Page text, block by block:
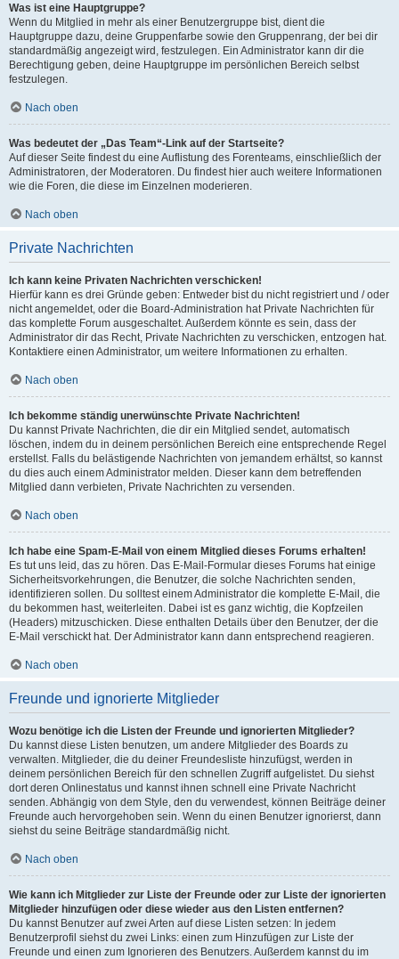
Was ist eine Hauptgruppe?
Wenn du Mitglied in mehr als einer Benutzergruppe bist, dient die
Hauptgruppe dazu, deine Gruppenfarbe sowie den Gruppenrang, der bei dir
standardmäßig angezeigt wird, festzulegen. Ein Administrator kann dir die
Berechtigung geben, deine Hauptgruppe im persönlichen Bereich selbst
festzulegen.
Nach oben
Was bedeutet der „Das Team“-Link auf der Startseite?
Auf dieser Seite findest du eine Auflistung des Forenteams, einschließlich der
Administratoren, der Moderatoren. Du findest hier auch weitere Informationen
wie die Foren, die diese im Einzelnen moderieren.
Nach oben
Private Nachrichten
Ich kann keine Privaten Nachrichten verschicken!
Hierfür kann es drei Gründe geben: Entweder bist du nicht registriert und / oder
nicht angemeldet, oder die Board-Administration hat Private Nachrichten für
das komplette Forum ausgeschaltet. Außerdem könnte es sein, dass der
Administrator dir das Recht, Private Nachrichten zu verschicken, entzogen hat.
Kontaktiere einen Administrator, um weitere Informationen zu erhalten.
Nach oben
Ich bekomme ständig unerwünschte Private Nachrichten!
Du kannst Private Nachrichten, die dir ein Mitglied sendet, automatisch
löschen, indem du in deinem persönlichen Bereich eine entsprechende Regel
erstellst. Falls du belästigende Nachrichten von jemandem erhältst, so kannst
du dies auch einem Administrator melden. Dieser kann dem betreffenden
Mitglied dann verbieten, Private Nachrichten zu versenden.
Nach oben
Ich habe eine Spam-E-Mail von einem Mitglied dieses Forums erhalten!
Es tut uns leid, das zu hören. Das E-Mail-Formular dieses Forums hat einige
Sicherheitsvorkehrungen, die Benutzer, die solche Nachrichten senden,
identifizieren sollen. Du solltest einem Administrator die komplette E-Mail, die
du bekommen hast, weiterleiten. Dabei ist es ganz wichtig, die Kopfzeilen
(Headers) mitzuschicken. Diese enthalten Details über den Benutzer, der die
E-Mail verschickt hat. Der Administrator kann dann entsprechend reagieren.
Nach oben
Freunde und ignorierte Mitglieder
Wozu benötige ich die Listen der Freunde und ignorierten Mitglieder?
Du kannst diese Listen benutzen, um andere Mitglieder des Boards zu
verwalten. Mitglieder, die du deiner Freundesliste hinzufügst, werden in
deinem persönlichen Bereich für den schnellen Zugriff aufgelistet. Du siehst
dort deren Onlinestatus und kannst ihnen schnell eine Private Nachricht
senden. Abhängig von dem Style, den du verwendest, können Beiträge deiner
Freunde auch hervorgehoben sein. Wenn du einen Benutzer ignorierst, dann
siehst du seine Beiträge standardmäßig nicht.
Nach oben
Wie kann ich Mitglieder zur Liste der Freunde oder zur Liste der ignorierten
Mitglieder hinzufügen oder diese wieder aus den Listen entfernen?
Du kannst Benutzer auf zwei Arten auf diese Listen setzen: In jedem
Benutzerprofil siehst du zwei Links: einen zum Hinzufügen zur Liste der
Freunde und einen zum Ignorieren des Benutzers. Außerdem kannst du im